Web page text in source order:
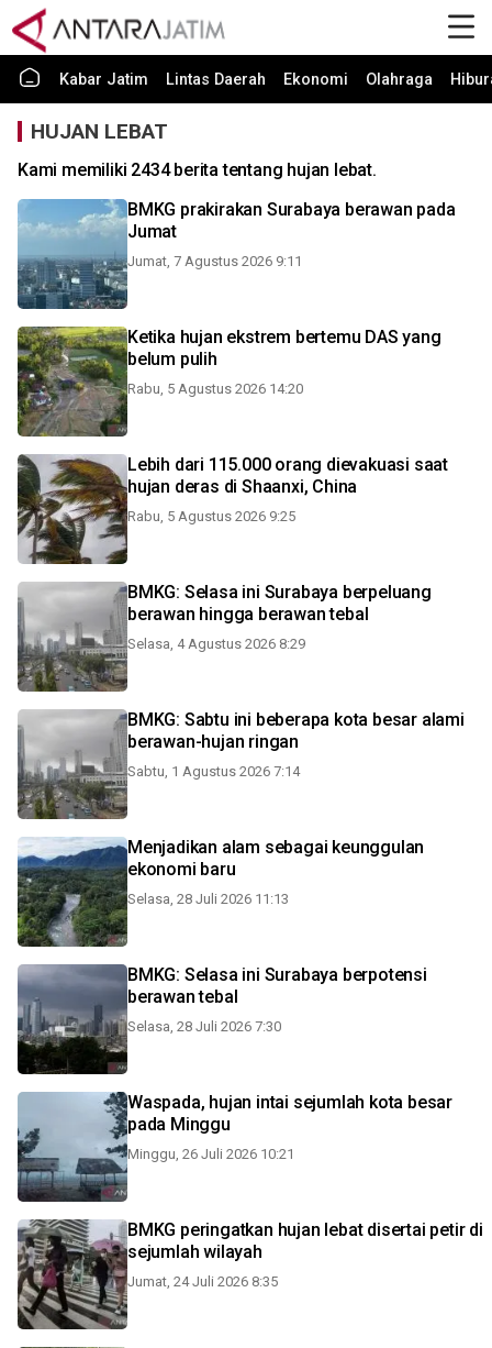
Kabar Jatim Lintas Daerah Ekonomi Olahraga
HUJAN LEBAT
Kami memiliki 2434 berita tentang hujan lebat.
BMKG prakirakan Surabaya berawan pada
Jumat
Jumat, 7 Agustus 2026 9:11
Ketika hujan ekstrem bertemu DAS yang
belum pulih
Rabu, 5 Agustus 2026 14:20
Lebih dari 115.000 orang dievakuasi saat
hujan deras di Shaanxi, China
Rabu, 5 Agustus 2026 9:25
BMKG: Selasa ini Surabaya berpeluang
berawan hingga berawan tebal
Selasa, 4 Agustus 2026 8:29
BMKG: Sabtu ini beberapa kota besar alami
berawan-hujan ringan
Sabtu, 1 Agustus 2026 7:14
Menjadikan alam sebagai keunggulan
ekonomi baru
Selasa, 28 Juli 2026 11:13
BMKG: Selasa ini Surabaya berpotensi
berawan tebal
Selasa, 28 Juli 2026 7:30
Waspada, hujan intai sejumlah kota besar
pada Minggu
Minggu, 26 Juli 2026 10:21
BMKG peringatkan hujan lebat disertai petir di
sejumlah wilayah
Jumat, 24 Juli 2026 8:35